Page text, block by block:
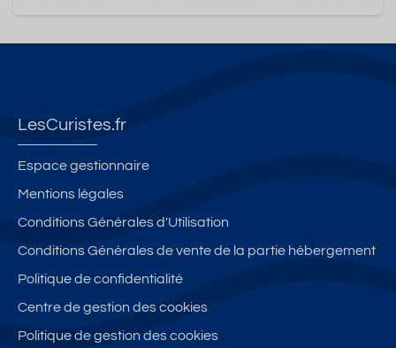
LesCuristes.fr
Espace gestionnaire
Mentions légales
Conditions Générales d'Utilisation
Conditions Générales de vente de la partie hébergement
Politique de confidentialité
Centre de gestion des cookies
Politique de gestion des cookies